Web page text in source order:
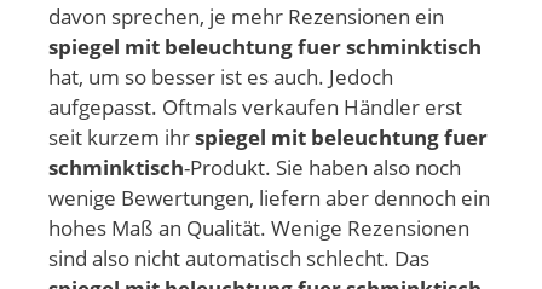
davon sprechen, je mehr Rezensionen ein
spiegel mit beleuchtung fuer schminktisch
hat, um so besser ist es auch. Jedoch
aufgepasst. Oftmals verkaufen Händler erst
seit kurzem ihrspiegel mit beleuchtung fuer
schminktisch-Produkt. Sie haben also noch
wenige Bewertungen, liefern aber dennoch ein
hohes Maß an Qualität. Wenige Rezensionen
sind also nicht automatisch schlecht. Das